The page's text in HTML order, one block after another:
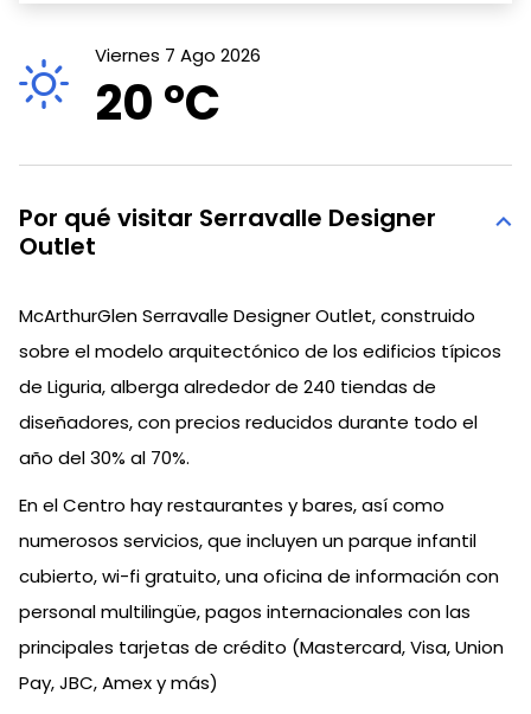
Viernes 7 Ago 2026
20 °C
Por qué visitar Serravalle Designer
Outlet
McArthurGlen Serravalle Designer Outlet, construido
sobre el modelo arquitectónico de los edificios típicos
de Liguria, alberga alrededor de 240 tiendas de
diseñadores, con precios reducidos durante todo el
año del 30% al 70%.
En el Centro hay restaurantes y bares, así como
numerosos servicios, que incluyen un parque infantil
cubierto, wi-fi gratuito, una oficina de información con
personal multilingüe, pagos internacionales con las
principales tarjetas de crédito (Mastercard, Visa, Union
Pay, JBC, Amex y más)